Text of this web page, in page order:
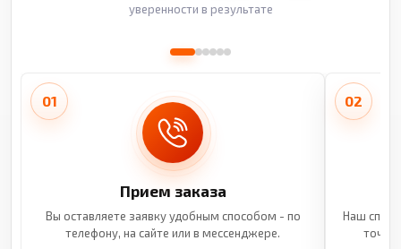
уверенности в результате
01
Прием заказа
Вы оставляете заявку удобным способом - по
телефону, на сайте или в мессенджере.
02
Наш